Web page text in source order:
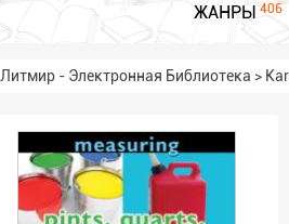
ЖАНРЫ 406
Литмир - Электронная Библиотека >